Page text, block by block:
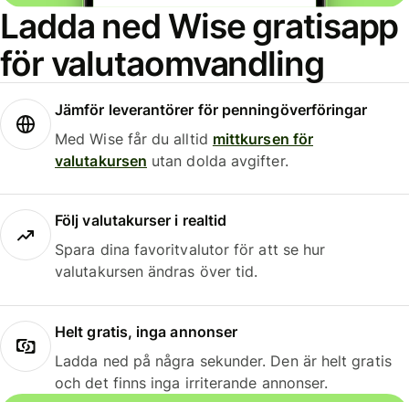
Ladda ned Wise gratisapp
för valutaomvandling
Jämför leverantörer för penningöverföringar
Med Wise får du alltid mittkursen för
valutakursen utan dolda avgifter.
Följ valutakurser i realtid
Spara dina favoritvalutor för att se hur
valutakursen ändras över tid.
Helt gratis, inga annonser
Ladda ned på några sekunder. Den är helt gratis
och det finns inga irriterande annonser.